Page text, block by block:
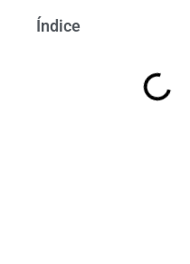
Índice